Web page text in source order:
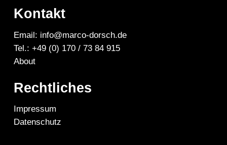
Kontakt
Email: info@marco-dorsch.de
Tel.: +49 (0) 170 / 73 84 915
About
Rechtliches
Impressum
Datenschutz